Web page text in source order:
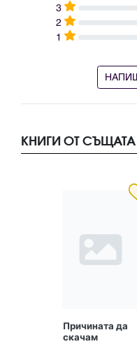
3
2
1
КНИГИ ОТ СЪЩАТА
Причината да
скачам